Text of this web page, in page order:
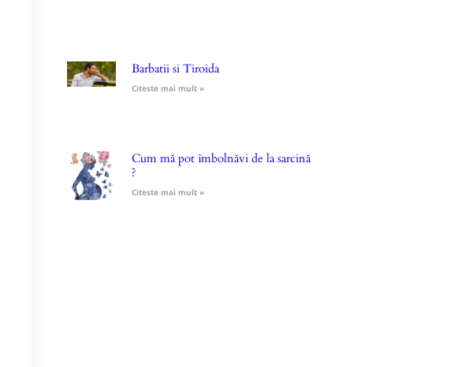
Barbatii si Tiroida
Citeste mai mult »
Cum mă pot îmbolnăvi de la sarcină
?
Citeste mai mult »